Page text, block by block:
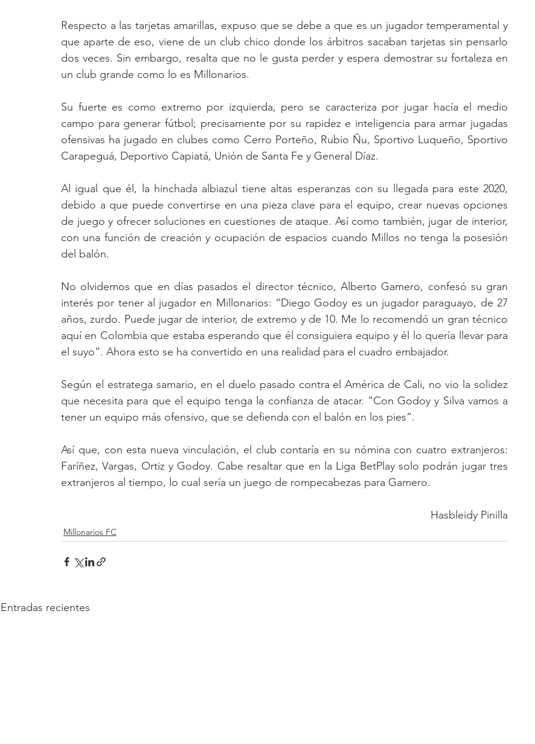
Respecto a las tarjetas amarillas, expuso que se debe a que es un jugador temperamental y
que aparte de eso, viene de un club chico donde los árbitros sacaban tarjetas sin pensarlo
dos veces. Sin embargo, resalta que no le gusta perder y espera demostrar su fortaleza en
un club grande como lo es Millonarios.
Su fuerte es como extremo por izquierda, pero se caracteriza por jugar hacía el medio
campo para generar fútbol; precisamente por su rapidez e inteligencia para armar jugadas
ofensivas ha jugado en clubes como Cerro Porteño, Rubio Ñu, Sportivo Luqueño, Sportivo
Carapeguá, Deportivo Capiatá, Unión de Santa Fe y General Díaz.
Al igual que él, la hinchada albiazul tiene altas esperanzas con su llegada para este 2020,
debido a que puede convertirse en una pieza clave para el equipo, crear nuevas opciones
de juego y ofrecer soluciones en cuestiones de ataque. Así como también, jugar de interior,
con una función de creación y ocupación de espacios cuando Millos no tenga la posesión
del balón.
No olvidemos que en días pasados el director técnico, Alberto Gamero, confesó su gran
interés por tener al jugador en Millonarios: “Diego Godoy es un jugador paraguayo, de 27
años, zurdo. Puede jugar de interior, de extremo y de 10. Me lo recomendó un gran técnico
aquí en Colombia que estaba esperando que él consiguiera equipo y él lo quería llevar para
el suyo”. Ahora esto se ha convertido en una realidad para el cuadro embajador.
Según el estratega samario, en el duelo pasado contra el América de Cali, no vio la solidez
que necesita para que el equipo tenga la confianza de atacar. “Con Godoy y Silva vamos a
tener un equipo más ofensivo, que se defienda con el balón en los pies”.
Así que, con esta nueva vinculación, el club contaría en su nómina con cuatro extranjeros:
Faríñez, Vargas, Ortiz y Godoy. Cabe resaltar que en la Liga BetPlay solo podrán jugar tres
extranjeros al tiempo, lo cual sería un juego de rompecabezas para Gamero.
Hasbleidy Pinilla
Millonarios FC
Entradas recientes